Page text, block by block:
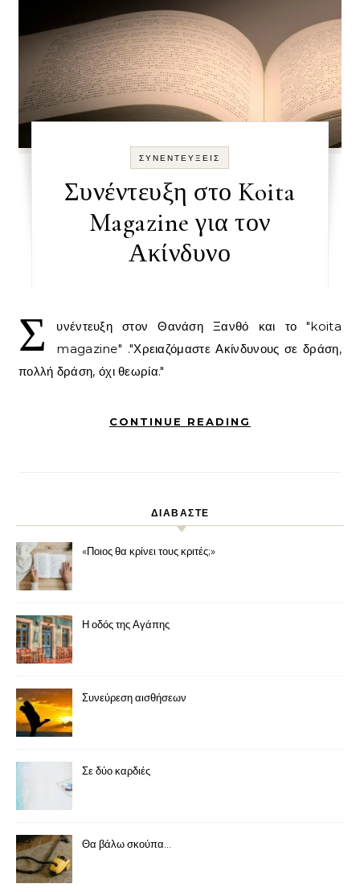
ΣΥΝΕΝΤΕΥΞΕΙΣ
Συνέντευξη στο Koita
Magazine για τον
Ακίνδυνο
Σ
υνέντευξη στον Θανάση Ξανθό και το "koita
magazine" ."Χρειαζόμαστε Ακίνδυνους σε δράση,
πολλή δράση, όχι θεωρία."
CONTINUE READING
ΔΙΑΒΑΣΤΕ
«Ποιος θα κρίνει τους κριτές;»
Η οδός της Αγάπης
Συνεύρεση αισθήσεων
Σε δύο καρδιές
Θα βάλω σκούπα…